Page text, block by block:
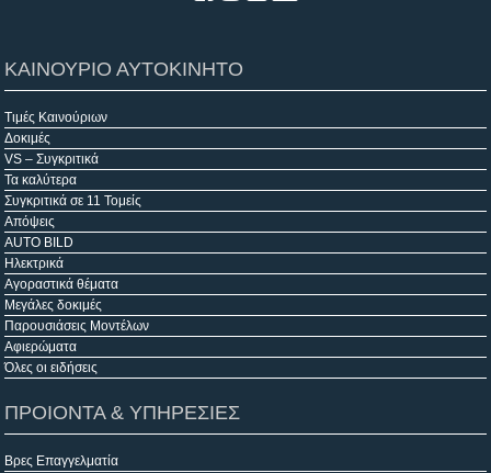
ΚΑΙΝΟΥΡΙΟ ΑΥΤΟΚΙΝΗΤΟ
Τιμές Καινούριων
Δοκιμές
VS – Συγκριτικά
Τα καλύτερα
Συγκριτικά σε 11 Τομείς
Απόψεις
AUTO BILD
Ηλεκτρικά
Αγοραστικά θέματα
Μεγάλες δοκιμές
Παρουσιάσεις Μοντέλων
Αφιερώματα
Όλες οι ειδήσεις
ΠΡΟΙΟΝΤΑ & ΥΠΗΡΕΣΙΕΣ
Βρες Επαγγελματία